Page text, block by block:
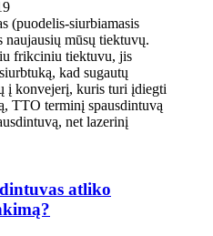
(puodelis-siurbiamasis
naujausių mūsų tiektuvų.
frikciniu tiektuvu, jis
kad sugautų
į konvejerį, kuris turi įdiegti
TTO terminį spausdintuvą
net lazerinį
atliko